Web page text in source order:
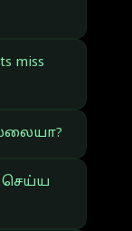
miss
செய்ய